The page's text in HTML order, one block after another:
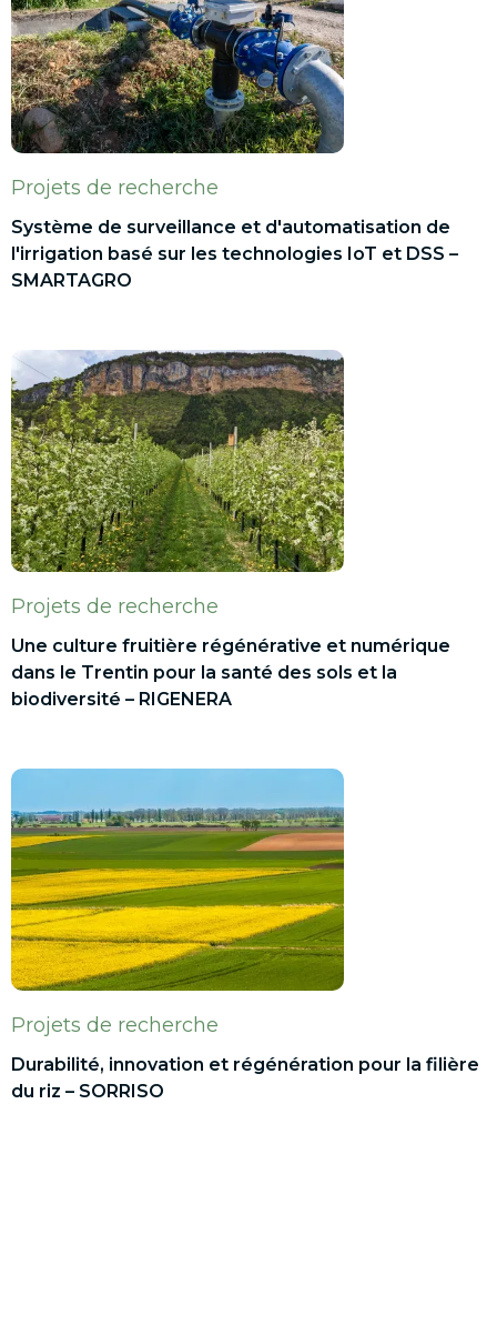
Projets de recherche
Système de surveillance et d'automatisation de
l'irrigation basé sur les technologies IoT et DSS –
SMARTAGRO
Projets de recherche
Une culture fruitière régénérative et numérique
dans le Trentin pour la santé des sols et la
biodiversité – RIGENERA
Projets de recherche
Durabilité, innovation et régénération pour la filière
du riz – SORRISO